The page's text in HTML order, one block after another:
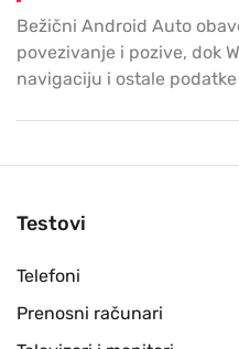
Bežični Android Auto
povezivanje i pozive, dok
navigaciju i ostale podatke
Testovi
Telefoni
Prenosni računari